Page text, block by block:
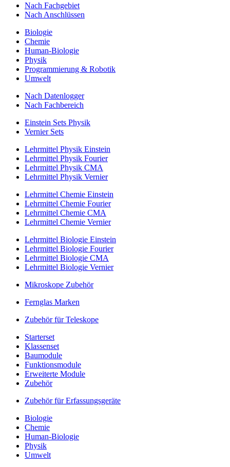
Nach Fachgebiet
Nach Anschlüssen
Biologie
Chemie
Human-Biologie
Physik
Programmierung & Robotik
Umwelt
Nach Datenlogger
Nach Fachbereich
Einstein Sets Physik
Vernier Sets
Lehrmittel Physik Einstein
Lehrmittel Physik Fourier
Lehrmittel Physik CMA
Lehrmittel Physik Vernier
Lehrmittel Chemie Einstein
Lehrmittel Chemie Fourier
Lehrmittel Chemie CMA
Lehrmittel Chemie Vernier
Lehrmittel Biologie Einstein
Lehrmittel Biologie Fourier
Lehrmittel Biologie CMA
Lehrmittel Biologie Vernier
Mikroskope Zubehör
Fernglas Marken
Zubehör für Teleskope
Starterset
Klassenset
Baumodule
Funktionsmodule
Erweiterte Module
Zubehör
Zubehör für Erfassungsgeräte
Biologie
Chemie
Human-Biologie
Physik
Umwelt